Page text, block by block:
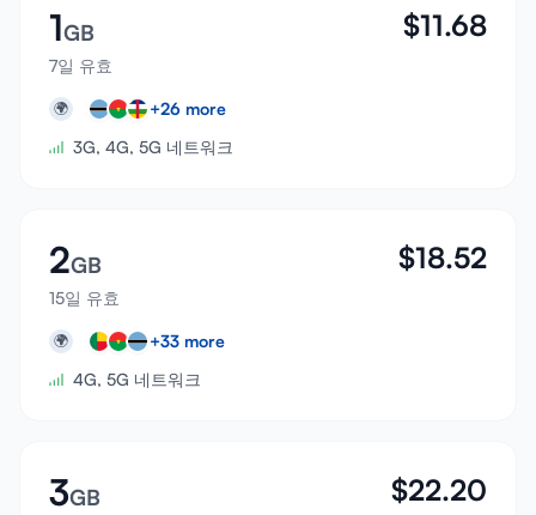
1GB
7일 유효
$11.68
🌍 +26 more
3G, 4G, 5G 네트워크
2GB
15일 유효
$18.52
🌍 +33 more
4G, 5G 네트워크
3GB $22.20